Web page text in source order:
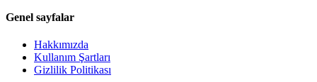
Genel sayfalar
Hakkımızda
Kullanım Şartları
Gizlilik Politikası